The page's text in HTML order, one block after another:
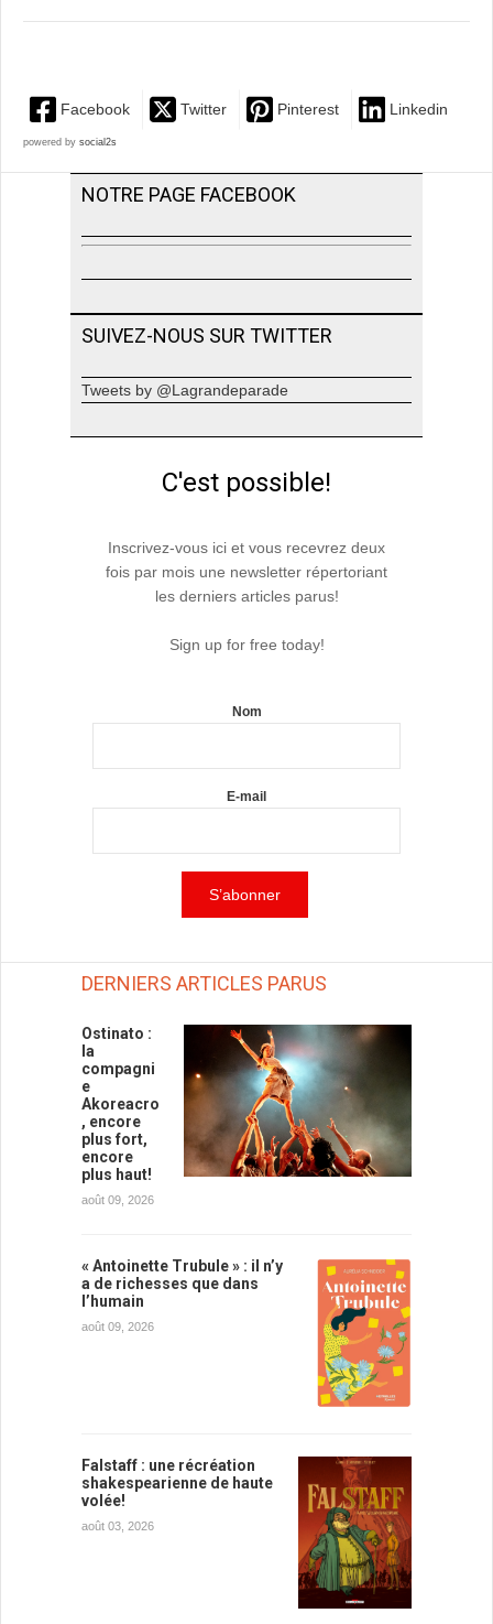
Facebook Twitter Pinterest Linkedin
powered by social2s
NOTRE PAGE FACEBOOK
SUIVEZ-NOUS SUR TWITTER
Tweets by @Lagrandeparade
C'est possible!
Inscrivez-vous ici et vous recevrez deux
fois par mois une newsletter répertoriant
les derniers articles parus!
Sign up for free today!
Nom
E-mail
DERNIERS ARTICLES PARUS
Ostinato :
la
compagni
e
Akoreacro
, encore
plus fort,
encore
plus haut!
août 09, 2026
« Antoinette Trubule » : il n’y
a de richesses que dans
l’humain
août 09, 2026
Falstaff : une récréation
shakespearienne de haute
volée!
août 03, 2026